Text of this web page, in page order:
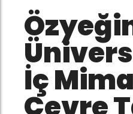
İç